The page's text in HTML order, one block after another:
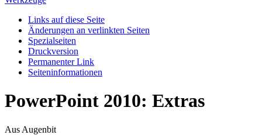
Links auf diese Seite
Änderungen an verlinkten Seiten
Spezialseiten
Druckversion
Permanenter Link
Seiten­­informationen
PowerPoint 2010: Extras
Aus Augenbit